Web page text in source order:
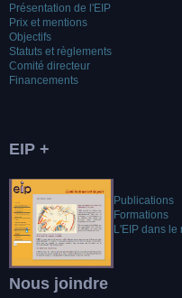
Présentation de l'EIP
Prix et mentions
Objectifs
Statuts et règlements
Comité directeur
Financements
EIP +
Publications
Formations
L'EIP dans le
Nous joindre